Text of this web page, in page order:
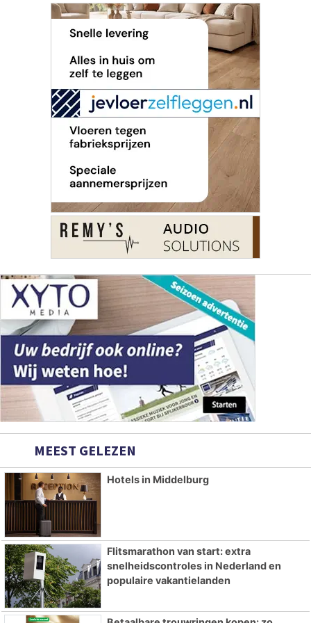
MEEST GELEZEN
Hotels in Middelburg
Flitsmarathon van start: extra
snelheidscontroles in Nederland en
populaire vakantielanden